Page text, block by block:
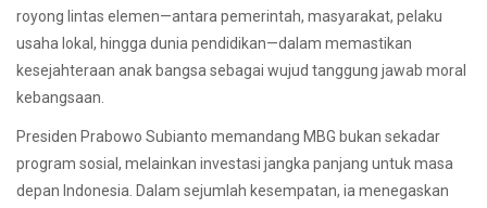
royong lintas elemen—antara pemerintah, masyarakat, pelaku
usaha lokal, hingga dunia pendidikan—dalam memastikan
kesejahteraan anak bangsa sebagai wujud tanggung jawab moral
kebangsaan.
Presiden Prabowo Subianto memandang MBG bukan sekadar
program sosial, melainkan investasi jangka panjang untuk masa
depan Indonesia. Dalam sejumlah kesempatan, ia menegaskan